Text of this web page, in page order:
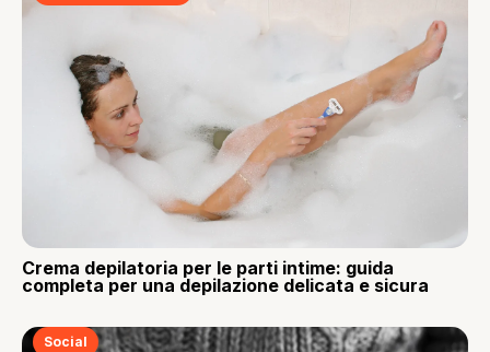
Crema depilatoria per le parti intime: guida
completa per una depilazione delicata e sicura
Social